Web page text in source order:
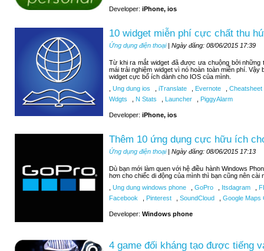
Developer: iPhone, ios
10 widget miễn phí cực chất thu
Ứng dụng điện thoại| Ngày đăng: 08/06/2015 17:39
Từ khi ra mắt widget đã được ưa chuộng bởi
mái trải nghiệm widget vì nó hoàn toàn miễn phí.
widget cực bổ ích dành cho IOS của mình.
Ung dung ios iTranslate Evernote
Cheatsheet
Wdgts
N Stats Launcher PiggyAlarm
Developer: iPhone, ios
Thêm 10 ứng dụng cực hữu ích
Ứng dụng điện thoại| Ngày đăng: 08/06/2015 17:13
Dù bạn mới làm quen với hệ điều hành Windows
hơn cho chiếc di động của mình thì bạn cũng nên cài
Ung dung windows phone GoPro Itsdagram
Facebook
Pinterest SoundCloud Google Maps
Developer: Windows phone
4 game đối kháng tạo được tiếng